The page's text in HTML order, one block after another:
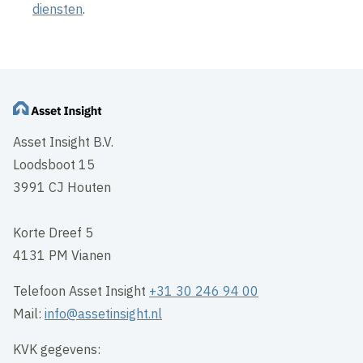
diensten.
Asset Insight B.V.
Loodsboot 15
3991 CJ Houten
Korte Dreef 5
4131 PM Vianen
Telefoon Asset Insight +31 30 246 94 00
Mail:info@assetinsight.nl
KVK gegevens: